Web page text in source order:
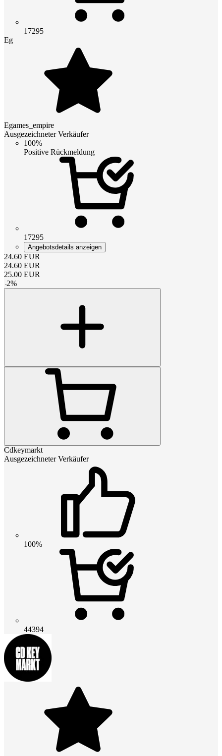
17295
Eg
Egames_empire
Ausgezeichneter Verkäufer
100%
Positive Rückmeldung
17295
Angebotsdetails anzeigen
24.60 EUR
24.60 EUR
25.00 EUR
-2%
Cdkeymarkt
Ausgezeichneter Verkäufer
100%
44394